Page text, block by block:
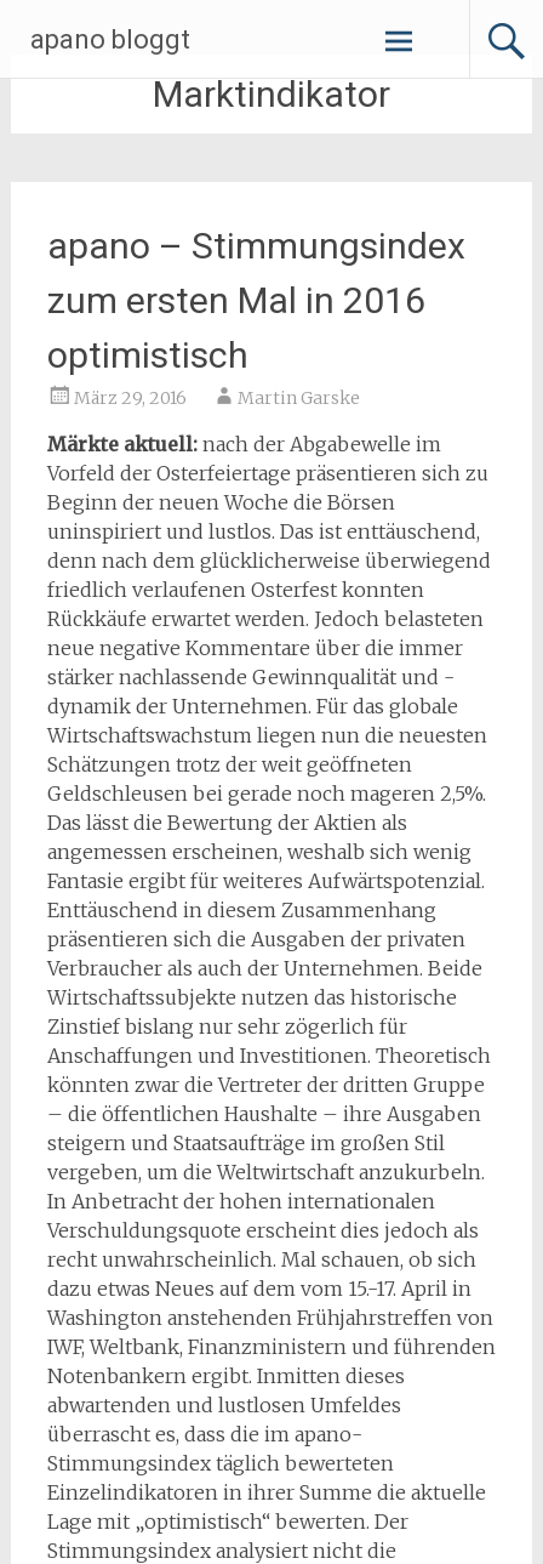
Inhalt
springen
apano bloggt
Marktindikator
apano – Stimmungsindex
zum ersten Mal in 2016
optimistisch
März 29, 2016 Martin Garske
Märkte aktuell:nach der Abgabewelle im
Vorfeld der Osterfeiertage präsentieren sich zu
Beginn der neuen Woche die Börsen
uninspiriert und lustlos. Das ist enttäuschend,
denn nach dem glücklicherweise überwiegend
friedlich verlaufenen Osterfest konnten
Rückkäufe erwartet werden. Jedoch belasteten
neue negative Kommentare über die immer
stärker nachlassende Gewinnqualität und -
dynamik der Unternehmen. Für das globale
Wirtschaftswachstum liegen nun die neuesten
Schätzungen trotz der weit geöffneten
Geldschleusen bei gerade noch mageren 2,5%.
Das lässt die Bewertung der Aktien als
angemessen erscheinen, weshalb sich wenig
Fantasie ergibt für weiteres Aufwärtspotenzial.
Enttäuschend in diesem Zusammenhang
präsentieren sich die Ausgaben der privaten
Verbraucher als auch der Unternehmen. Beide
Wirtschaftssubjekte nutzen das historische
Zinstief bislang nur sehr zögerlich für
Anschaffungen und Investitionen. Theoretisch
könnten zwar die Vertreter der dritten Gruppe
– die öffentlichen Haushalte – ihre Ausgaben
steigern und Staatsaufträge im großen Stil
vergeben, um die Weltwirtschaft anzukurbeln.
In Anbetracht der hohen internationalen
Verschuldungsquote erscheint dies jedoch als
recht unwahrscheinlich. Mal schauen, ob sich
dazu etwas Neues auf dem vom 15.-17. April in
Washington anstehenden Frühjahrstreffen von
IWF, Weltbank, Finanzministern und führenden
Notenbankern ergibt. Inmitten dieses
abwartenden und lustlosen Umfeldes
überrascht es, dass die im apano-
Stimmungsindex täglich bewerteten
Einzelindikatoren in ihrer Summe die aktuelle
Lage mit „optimistisch“ bewerten. Der
Stimmungsindex analysiert nicht die